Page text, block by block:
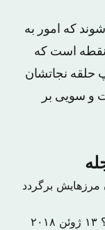
که امور به
است که
حلقه نجاتشان
و سویی بر
برگردد
۱۳ ژوئن ۲۰۱۸